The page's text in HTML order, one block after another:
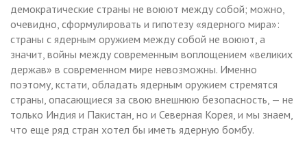
демократические страны не воюют между собой; можно,
очевидно, сформулировать и гипотезу «ядерного мира»:
страны с ядерным оружием между собой не воюют, а
значит, войны между современным воплощением «великих
держав» в современном мире невозможны. Именно
поэтому, кстати, обладать ядерным оружием стремятся
страны, опасающиеся за свою внешнюю безопасность, — не
только Индия и Пакистан, но и Северная Корея, и мы знаем,
что еще ряд стран хотел бы иметь ядерную бомбу.